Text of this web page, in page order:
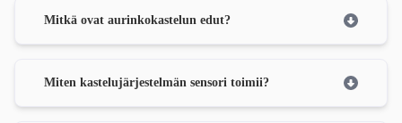
Mitkä ovat aurinkokastelun edut?
Miten kastelujärjestelmän sensori toimii?